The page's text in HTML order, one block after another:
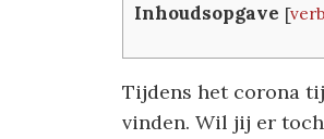
Inhoudsopgave [
Tijdens het corona
vinden. Wil jij er